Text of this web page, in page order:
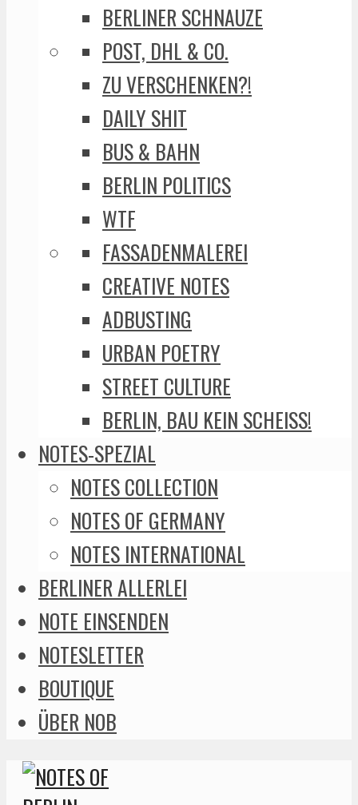
BERLINER SCHNAUZE
POST, DHL & CO.
ZU VERSCHENKEN?!
DAILY SHIT
BUS & BAHN
BERLIN POLITICS
WTF
FASSADENMALEREI
CREATIVE NOTES
ADBUSTING
URBAN POETRY
STREET CULTURE
BERLIN, BAU KEIN SCHEISS!
NOTES-SPEZIAL
NOTES COLLECTION
NOTES OF GERMANY
NOTES INTERNATIONAL
BERLINER ALLERLEI
NOTE EINSENDEN
NOTESLETTER
BOUTIQUE
ÜBER NOB